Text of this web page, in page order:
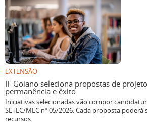
EXTENSÃO
IF Goiano seleciona propostas de
permanência e êxito
Iniciativas selecionadas vão compor
SETEC/MEC nº 05/2026. Cada proposta
recursos.